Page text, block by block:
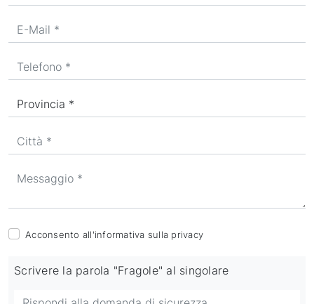
Acconsento all'informativa sulla privacy
Scrivere la parola "Fragole" al singolare